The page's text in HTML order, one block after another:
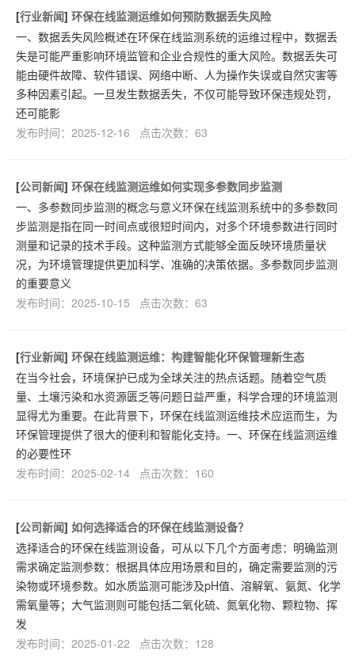
[行业新闻] 环保在线监测运维如何预防数据丢失风险
一、数据丢失风险概述在环保在线监测系统的运维过程中，数据丢
失是可能严重影响环境监管和企业合规性的重大风险。数据丢失可
能由硬件故障、软件错误、网络中断、人为操作失误或自然灾害等
多种因素引起。一旦发生数据丢失，不仅可能导致环保违规处罚，
还可能影
发布时间：2025-12-16 点击次数：63
[公司新闻] 环保在线监测运维如何实现多参数同步监测
一、多参数同步监测的概念与意义环保在线监测系统中的多参数同
步监测是指在同一时间点或很短时间内，对多个环境参数进行同时
测量和记录的技术手段。这种监测方式能够全面反映环境质量状
况，为环境管理提供更加科学、准确的决策依据。多参数同步监测
的重要意义
发布时间：2025-10-15 点击次数：63
[行业新闻] 环保在线监测运维：构建智能化环保管理新生态
在当今社会，环境保护已成为全球关注的热点话题。随着空气质
量、土壤污染和水资源匮乏等问题日益严重，科学合理的环境监测
显得尤为重要。在此背景下，环保在线监测运维技术应运而生，为
环保管理提供了很大的便利和智能化支持。一、环保在线监测运维
的必要性环
发布时间：2025-02-14 点击次数：160
[公司新闻] 如何选择适合的环保在线监测设备？
选择适合的环保在线监测设备，可从以下几个方面考虑：明确监测
需求确定监测参数：根据具体应用场景和目的，确定需要监测的污
染物或环境参数。如水质监测可能涉及pH值、溶解氧、氨氮、化学
需氧量等；大气监测则可能包括二氧化硫、氮氧化物、颗粒物、挥
发
发布时间：2025-01-22 点击次数：128